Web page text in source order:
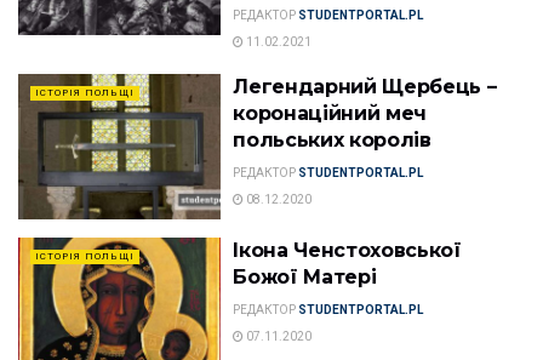
РЕДАКТОР STUDENTPORTAL.PL
11.02.2021
ІСТОРІЯ ПОЛЬЩІ
Легендарний Щербець –
коронаційний меч
польських королів
РЕДАКТОР STUDENTPORTAL.PL
08.12.2020
ІСТОРІЯ ПОЛЬЩІ
Ікона Ченстоховської
Божої Матері
РЕДАКТОР STUDENTPORTAL.PL
07.11.2020